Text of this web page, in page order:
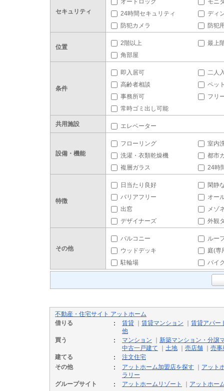
セキュリティ
オートロック
モニ
24時間セキュリティ
ディ
防犯カメラ
防犯
位置
2階以上
最上
角部屋
条件
即入居可
二人
高齢者相談
ペッ
事務所可
フリ
常時ゴミ出し可能
共用施設 エレベーター
設備・機能
フローリング
室内
洗濯・衣類乾燥機
都市
複層ガラス
24時
特徴
日当たり良好
閑静
バリアフリー
オー
出窓
メゾ
デザイナーズ
外観
その他
バルコニー
ルー
ウッドデッキ
庭(専
駐輪場
バイ
不動産・住宅サイト アットホーム
借りる
賃貸 賃貸マンション
賃貸アパー
他
買う
マンション
新築マンション・分譲
中古一戸建て
土地 売店舗
売事
建てる
注文住宅
その他
アットホーム加盟店を探す
アット
ラリー
グループサイト
アットホームリゾート アットホー